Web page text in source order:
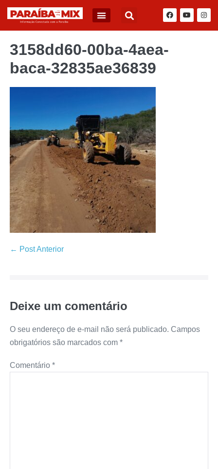
3158dd60-00ba-4aea-
baca-32835ae36839
← Post Anterior
Deixe um comentário
O seu endereço de e-mail não será publicado. Campos
obrigatórios são marcados com *
Comentário *